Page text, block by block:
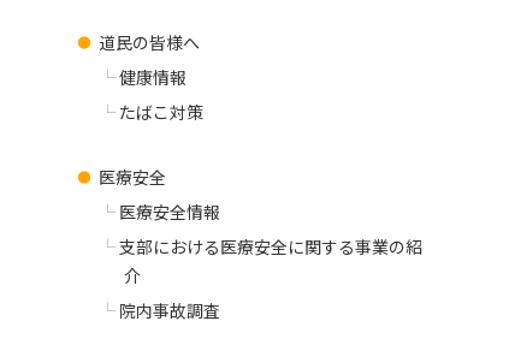
道民の皆様へ
健康情報
たばこ対策
医療安全
医療安全情報
支部における医療安全に関する事業の紹
介
院内事故調査